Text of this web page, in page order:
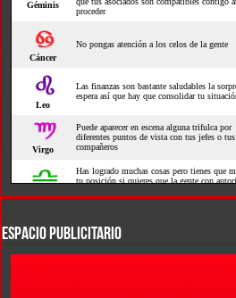
ESPACIO PUBLICITARIO